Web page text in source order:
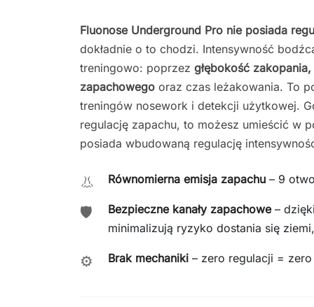
Fluonose Underground Pro nie posiada
dokładnie o to chodzi. Intensywność
treningowo: poprzez głębokość
zapachowego oraz czas leżakowania. To
treningów nosework i detekcji użytkowej.
regulację zapachu, to możesz umieścić w
posiada wbudowaną regulację
👃 Równomierna emisja zapachu – 9
🛡️ Bezpieczne kanały zapachowe–
minimalizują ryzyko dostania się
⚙️ Brak mechaniki – zero regulacji =